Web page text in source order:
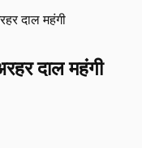
दाल महंगी
दाल महंगी